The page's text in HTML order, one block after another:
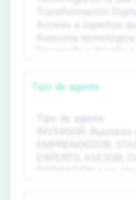
Tipo de agente